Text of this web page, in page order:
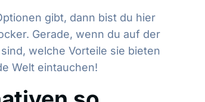
gibt, dann bist du hier
Gerade, wenn du auf der
welche Vorteile sie bieten
Welt eintauchen!